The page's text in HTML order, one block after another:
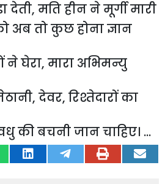
देती, मति हीन ने मूर्गी मारी
अब तो कुछ होना ज्ञान
ने घेरा, मारा अभिमन्यु
, देवर, रिश्तेदारों का
की बचनी जान चाहिए। ...